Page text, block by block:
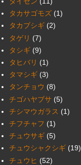
タカサゴモズ (1)
タカブシギ (2)
タゲリ (7)
タシギ (9)
タヒバリ (1)
タマシギ (3)
タンチョウ (8)
チゴハヤブサ (5)
チシマウガラス (1)
チフチャフ (1)
チュウサギ (5)
チュウシャクシギ (19)
チュウヒ (52)